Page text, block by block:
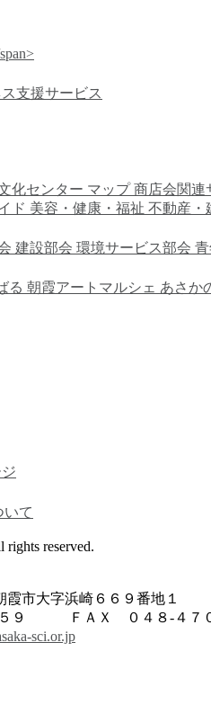
支援サービス
化センター マップ 商店会関連
ド 美容・健康・福祉 不動産・
建設部会 環境サービス部会
る 朝霞アートマルシェ あさか
いて
reserved.
市大字浜崎６６９番地１
５９ ＦＡＸ ０４８-４７
sci.or.jp